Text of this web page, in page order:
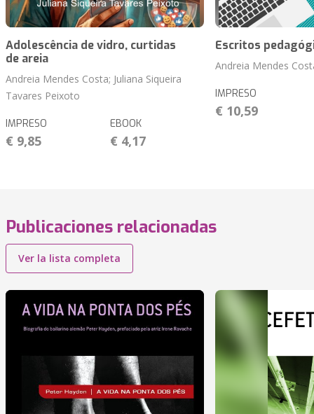
Adolescência de vidro, curtidas
de areia
Andreia Mendes Costa; Juliana Siqueira
Tavares Peixoto
IMPRESO
€ 9,85
EBOOK
€ 4,17
Escritos
Andreia Mendes
IMPRESO
€ 10,59
Publicaciones relacionadas
Ver la lista completa